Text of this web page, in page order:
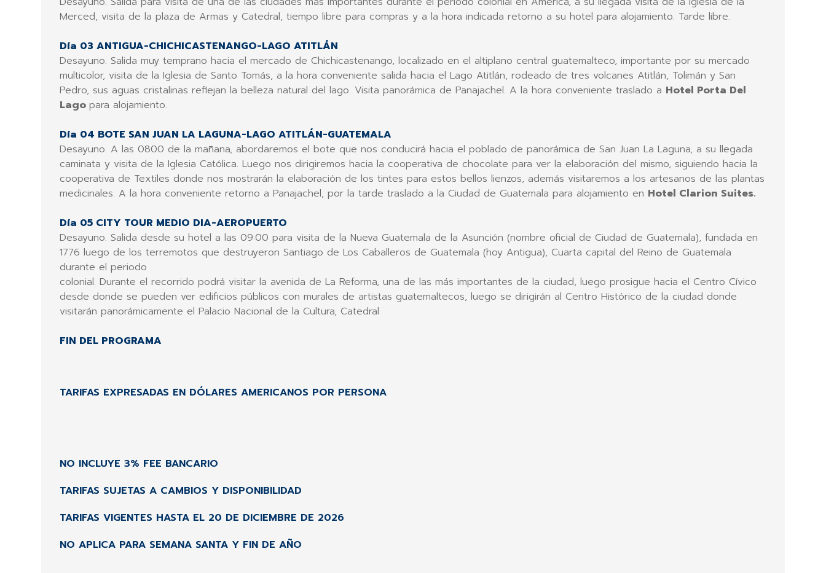
Merced, visita de la plaza de Armas y Catedral, tiempo libre para compras y a la hora indicada retorno a su hotel para alojamiento. Tarde libre.
Día 03 ANTIGUA-CHICHICASTENANGO-LAGO ATITLÁN
Desayuno. Salida muy temprano hacia el mercado de Chichicastenango, localizado en el altiplano central guatemalteco, importante por su mercado
multicolor, visita de la Iglesia de Santo Tomás, a la hora conveniente salida hacia el Lago Atitlán, rodeado de tres volcanes Atitlán, Tolimán y San
Pedro, sus aguas cristalinas reflejan la belleza natural del lago. Visita panorámica de Panajachel. A la hora conveniente traslado a Hotel Porta Del
Lagopara alojamiento.
Día 04 BOTE SAN JUAN LA LAGUNA-LAGO ATITLÁN-GUATEMALA
Desayuno. A las 0800 de la mañana, abordaremos el bote que nos conducirá hacia el poblado de panorámica de San Juan La Laguna, a su llegada
caminata y visita de la Iglesia Católica. Luego nos dirigiremos hacia la cooperativa de chocolate para ver la elaboración del mismo, siguiendo hacia la
cooperativa de Textiles donde nos mostrarán la elaboración de los tintes para estos bellos lienzos, además visitaremos a los artesanos de las plantas
medicinales. A la hora conveniente retorno a Panajachel, por la tarde traslado a la Ciudad de Guatemala para alojamiento en Hotel Clarion Suites.
Día 05 CITY TOUR MEDIO DIA-AEROPUERTO
Desayuno. Salida desde su hotel a las 09:00 para visita de la Nueva Guatemala de la Asunción (nombre oficial de Ciudad de Guatemala), fundada en
1776 luego de los terremotos que destruyeron Santiago de Los Caballeros de Guatemala (hoy Antigua), Cuarta capital del Reino de Guatemala
durante el periodo
colonial. Durante el recorrido podrá visitar la avenida de La Reforma, una de las más importantes de la ciudad, luego prosigue hacia el Centro Cívico
desde donde se pueden ver edificios públicos con murales de artistas guatemaltecos, luego se dirigirán al Centro Histórico de la ciudad donde
visitarán panorámicamente el Palacio Nacional de la Cultura, Catedral
FIN DEL PROGRAMA
TARIFAS EXPRESADAS EN DÓLARES AMERICANOS POR PERSONA
NO INCLUYE 3% FEE BANCARIO
TARIFAS SUJETAS A CAMBIOS Y DISPONIBILIDAD
TARIFAS VIGENTES HASTA EL 20 DE DICIEMBRE DE 2026
NO APLICA PARA SEMANA SANTA Y FIN DE AÑO